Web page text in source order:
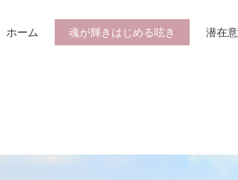
ホーム 魂が輝きはじめる呟き 潜在